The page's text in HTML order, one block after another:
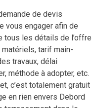
de devis
vous engager afin de
tous les détails de l’offre
matériels, tarif main-
travaux, délai
méthode à adopter, etc.
c’est totalement gratuit
en rien envers Debord